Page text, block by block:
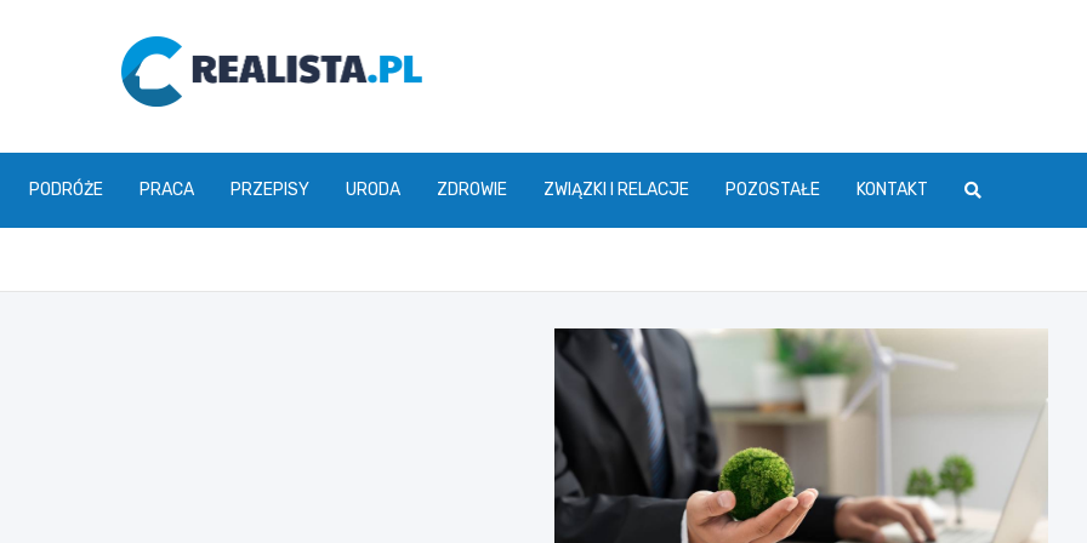
realista.pl
PODRÓŻE PRACA PRZEPISY URODA ZDROWIE ZWIĄZKI I RELACJE POZOSTAŁE KONTAKT